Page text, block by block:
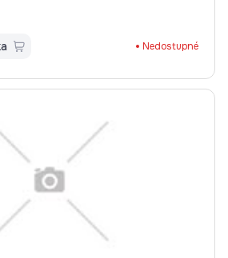
Nedostupné